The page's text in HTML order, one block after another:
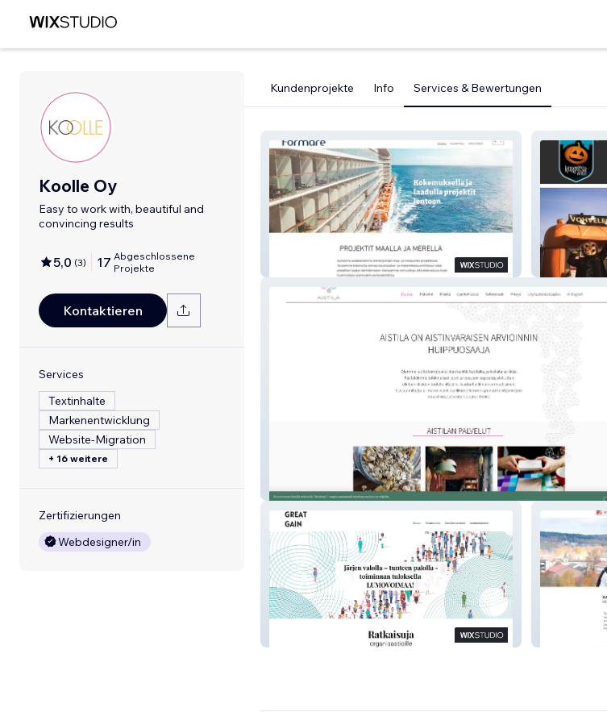
Koolle Oy
Easy to work with, beautiful and
convincing results
5,0 (3) 17 Abgeschlossene
Projekte
Kontaktieren
Services
Textinhalte
Markenentwicklung
Website-Migration
+ 16 weitere
Zertifizierungen
Webdesigner/in
Kundenprojekte Info Services & Bewertungen
Aistila